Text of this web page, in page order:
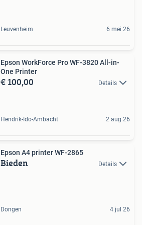
Leuvenheim 6 mei 26
Epson WorkForce Pro WF-3820 All-in-
One Printer
€ 100,00 Details
Hendrik-Ido-Ambacht 2 aug 26
Epson A4 printer WF-2865
Bieden Details
Dongen 4 jul 26